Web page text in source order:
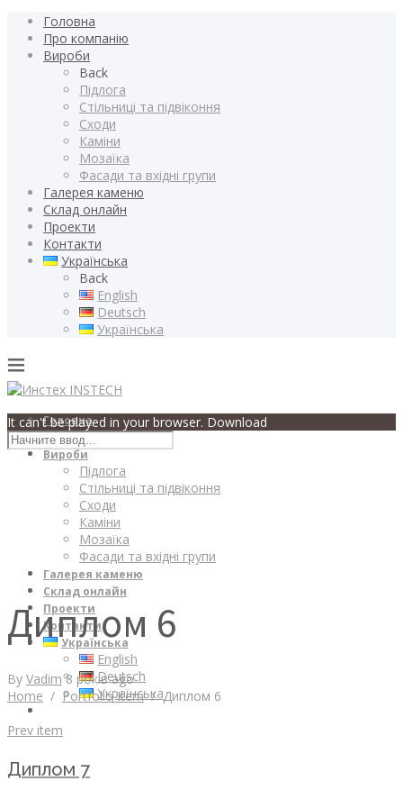
Головна
Про компанію
Вироби
Back
Підлога
Стільниці та підвіконня
Сходи
Каміни
Мозаїка
Фасади та вхідні групи
Галерея каменю
Склад онлайн
Проекти
Контакти
Українська
Back
English
Deutsch
Українська
INSTECH
Головна
Про компанію
Вироби
Підлога
Стільниці та підвіконня
Сходи
Каміни
Мозаїка
Фасади та вхідні групи
Галерея каменю
Склад онлайн
Проекти
Контакти
Українська
English
Deutsch
Українська
It can't be played in your browser. Download
Диплом 6
By Vadim 8 років ago
Home / Portfolio Item/Диплом 6
Prev item
Диплом 7